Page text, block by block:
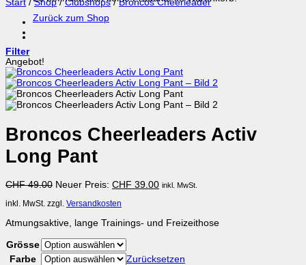
Zurück zum Shop
Start / Shop / Clubshops / Broncos Cheerleader
Filter
Angebot!
Broncos Cheerleaders Activ
Long Pant
CHF49.00 Ursprünglicher
war:
Neuer Preis: CHF 39.00Aktueller
inkl. MwSt.
inkl. MwSt. zzgl. Versandkosten
Atmungsaktive, lange Trainings- und Freizeithose
Grösse
Farbe
Zurücksetzen